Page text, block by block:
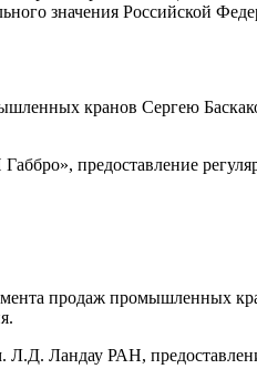
значения Российской
кранов Сергею
предоставление
продаж промышленных
Ландау РАН,